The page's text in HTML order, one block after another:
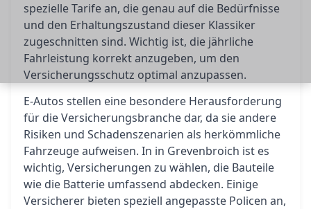
spezielle Tarife an, die genau auf die Bedürfnisse
und den Erhaltungszustand dieser Klassiker
zugeschnitten sind. Wichtig ist, die jährliche
Fahrleistung korrekt anzugeben, um den
Versicherungsschutz optimal anzupassen.
E-Autos stellen eine besondere Herausforderung
für die Versicherungsbranche dar, da sie andere
Risiken und Schadenszenarien als herkömmliche
Fahrzeuge aufweisen. In in Grevenbroich ist es
wichtig, Versicherungen zu wählen, die Bauteile
wie die Batterie umfassend abdecken. Einige
Versicherer bieten speziell angepasste Policen an,